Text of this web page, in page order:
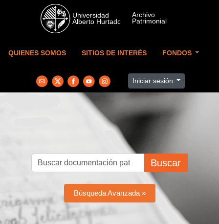
Skip to main content
QUIENES SOMOS SITIOS DE INTERÉS FONDOS
Iniciar sesión
Buscar
Búsqueda Avanzada »